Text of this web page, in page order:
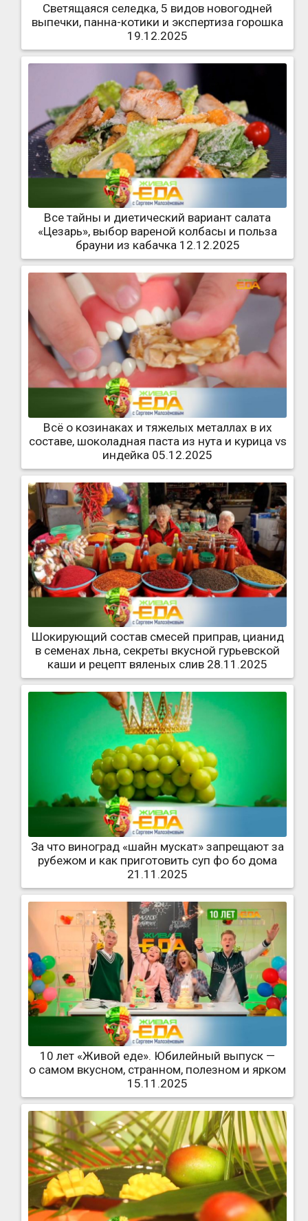
Светящаяся селедка, 5 видов новогодней
выпечки, панна-котики и экспертиза горошка
19.12.2025
Все тайны и диетический вариант салата
«Цезарь», выбор вареной колбасы и польза
брауни из кабачка 12.12.2025
Всё о козинаках и тяжелых металлах в их
составе, шоколадная паста из нута и курица vs
индейка 05.12.2025
Шокирующий состав смесей приправ, цианид
в семенах льна, секреты вкусной гурьевской
каши и рецепт вяленых слив 28.11.2025
За что виноград «шайн мускат» запрещают за
рубежом и как приготовить суп фо бо дома
21.11.2025
10 лет «Живой еде». Юбилейный выпуск —
о самом вкусном, странном, полезном и ярком
15.11.2025